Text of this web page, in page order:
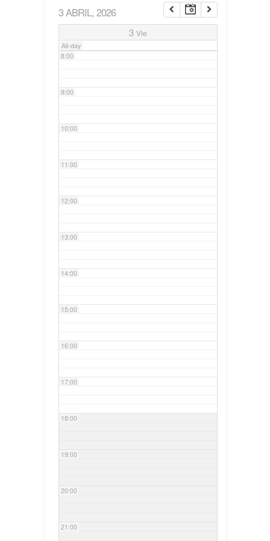
3 ABRIL, 2026
3 Vie
All-day
7:00
8:00
9:00
10:00
11:00
12:00
13:00
14:00
15:00
16:00
17:00
18:00
19:00
20:00
21:00